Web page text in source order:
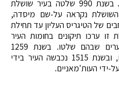
על-ידי הביזנטיים לזמן קצר. בשנת 990 שלטה בעיר שושלת
נקראה על-שם מיסדה,
של הטיגריס העליון עד תחילת
שושלת זו ערכו תיקונים בחומות העיר
והשליטו משטר מתקדם בערים שבהם שלטו. בשנת 1259
נכבשה העיר בידי המונגולים, ובשנת 1515 נכבשה העיר בידי